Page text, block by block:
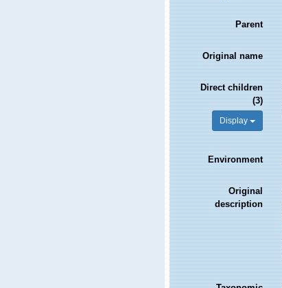
Parent
Original name
Direct children
(3)
Display
Environment
Original
description